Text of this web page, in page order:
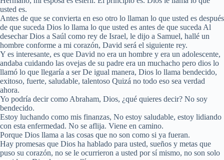
usted es.
Antes de que se convierta en eso otro lo llaman lo que usted es después
de que suceda Dios lo llama lo que usted es antes de que suceda Al
desechar Dios a Saúl como rey de Israel, le dijo a Samuel, hallé un
hombre conforme a mi corazón, David será el siguiente rey.
Y es interesante, es que David no era un hombre y era un adolescente,
andaba cuidando las ovejas de su padre era un muchacho pero dios lo
llamó lo que llegaría a ser De igual manera, Dios lo llama bendecido,
exitoso, fuerte, saludable, talentoso Quizá no todo eso sea verdad
ahora.
Yo podría decir como Abraham, Dios, ¿qué quieres decir? No soy
bendecido.
Estoy luchando como mis finanzas, No estoy saludable, estoy lidiando
con esta enfermedad. No se aflija. Viene en camino.
Porque Dios llama a las cosas que no son como si ya fueran.
Hay promesas que Dios ha hablado para usted, sueños y metas que
puso su corazón, no se le ocurrieron a usted por sí mismo, no son solo